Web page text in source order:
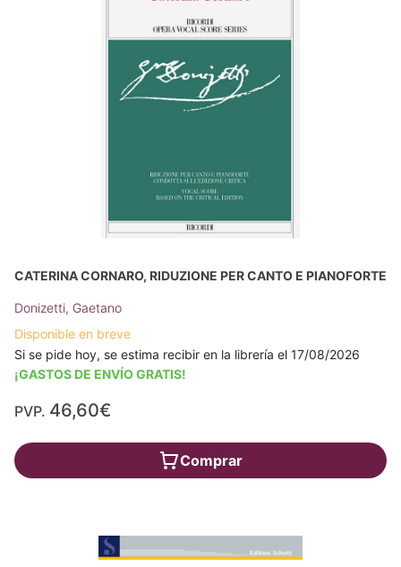
CATERINA CORNARO, RIDUZIONE PER CANTO E PIANOFORTE
Donizetti, Gaetano
Disponible en breve
Si se pide hoy, se estima recibir en la librería el 17/08/2026
¡GASTOS DE ENVÍO GRATIS!
PVP. 46,60€
Comprar